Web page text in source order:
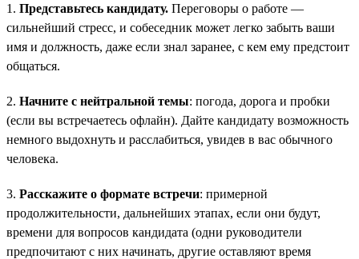
1. Представьтесь кандидату. Переговоры о работе —
сильнейший стресс, и собеседник может легко забыть ваши
имя и должность, даже если знал заранее, с кем ему предстоит
общаться.
2. Начните с нейтральной темы: погода, дорога и пробки
(если вы встречаетесь офлайн). Дайте кандидату возможность
немного выдохнуть и расслабиться, увидев в вас обычного
человека.
3. Расскажите о формате встречи: примерной
продолжительности, дальнейших этапах, если они будут,
времени для вопросов кандидата (одни руководители
предпочитают с них начинать, другие оставляют время